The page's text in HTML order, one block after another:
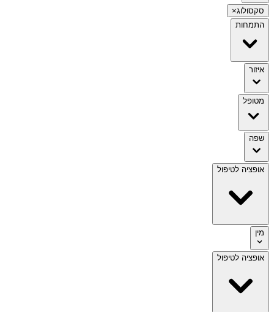
סקסולוג×
התמחות
איזור
מטופל
שפה
אופציה לטיפול
מין
אופציה לטיפול